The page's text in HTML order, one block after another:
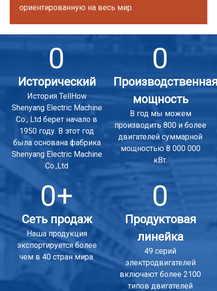
ориентированную на весь мир.
0
Исторический
История TellHow
Shenyang Electric Machine
Co., Ltd берет начало в
1950 году. В этот год
была основана фабрика
Shenyang Electric Machine
Co.,Ltd
0
мощность
В год мы можем
производить 800 и более
двигателей суммарной
мощностью 8 000 000
кВт.
0+
Сеть продаж
Наша продукция
экспортируется более
чем в 40 стран мира.
0
Продуктовая
линейка
49 серий
электродвигателей
включают более 2100
типов двигателей